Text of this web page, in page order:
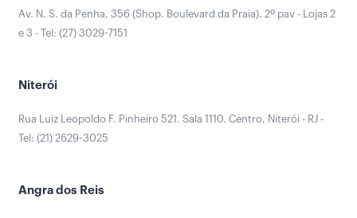
Av. N. S. da Penha, 356 (Shop. Boulevard da Praia). 2º pav - Lojas 2
e 3 - Tel: (27) 3029-7151
Niterói
Rua Luiz Leopoldo F. Pinheiro 521. Sala 1110. Centro, Niterói - RJ -
Tel: (21) 2629-3025
Angra dos Reis